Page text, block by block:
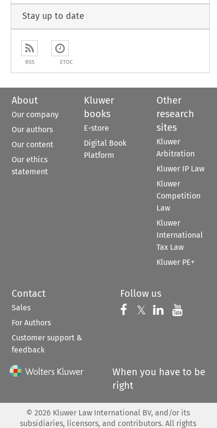
Stay up to date
RSS ETOC
About
Our company
Our authors
Our content
Our ethics
statement
Kluwer
books
E-store
Digital Book
Platform
Other
research
sites
Kluwer
Arbitration
Kluwer IP Law
Kluwer
Competition
Law
Kluwer
International
Tax Law
Kluwer PE+
Contact
Sales
For Authors
Customer support &
feedback
Follow us
Follow us on
𝕏 Follow us on
Follow us
When you have to be
right
© 2026 Kluwer Law International BV, and/or its
subsidiaries, licensors, and contributors. All rights